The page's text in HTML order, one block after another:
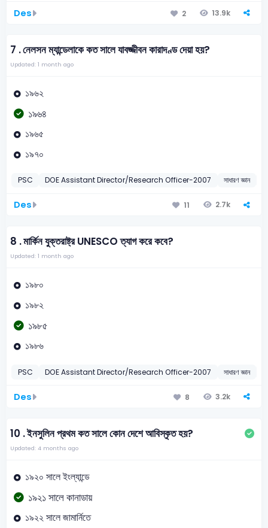
Des 2 13.9k
7 .নেলসন ম্যান্ডেলাকে কত সালে যাবজ্জীবন কারাদণ্ড দেয়া হয়?
Updated: 1 month ago
১৯৬২
১৯৬৪
১৯৬৫
১৯৭০
PSC DOE Assistant Director/Research Officer-2007 সাধারণ জ্ঞান
Des 11 2.7k
8 .মার্কিন যুক্তরাষ্ট্র UNESCO ত্যাগ করে কবে?
Updated: 1 month ago
১৯৮০
১৯৮২
১৯৮৫
১৯৮৬
PSC DOE Assistant Director/Research Officer-2007 সাধারণ জ্ঞান
Des 8 3.2k
10 .ইনসুলিন প্রথম কত সালে কোন দেশে আবিস্কৃত হয়?
Updated: 4 months ago
১৯২০ সালে ইংল্যান্ডে
১৯২১ সালে কানাডায়
১৯২২ সালে জামার্নিতে